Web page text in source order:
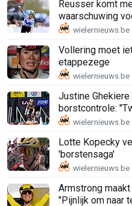
Reusser komt
waarschuwing
Vollering moet
etappezege
Justine
borstcontrole:
Lotte Kopecky
'borstensaga'
Armstrong
"Pijnlijk om naar